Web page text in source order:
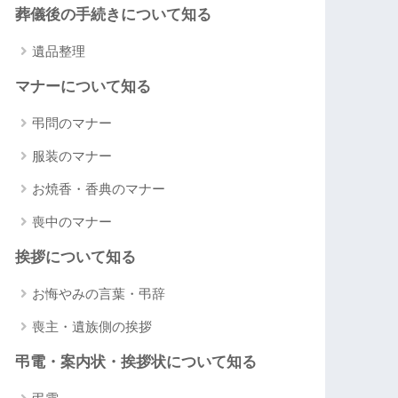
葬儀後の手続きについて知る
遺品整理
マナーについて知る
弔問のマナー
服装のマナー
お焼香・香典のマナー
喪中のマナー
挨拶について知る
お悔やみの言葉・弔辞
喪主・遺族側の挨拶
弔電・案内状・挨拶状について知る